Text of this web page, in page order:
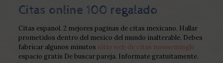
Citas online 100 regalado
Citas espanol. 2 mejores paginas de citas mexicano. Hallar
prometidos dentro del mexico del mundo inalterable. Debes
fabricar algunos minutos sitio web de citas mousemingle
espacio gratis De buscar pareja. Informate gratuitamente.